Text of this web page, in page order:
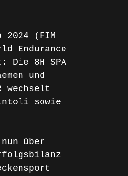
2024 (FIM
Endurance
Die 8H SPA
und
wechselt
sowie
nun über